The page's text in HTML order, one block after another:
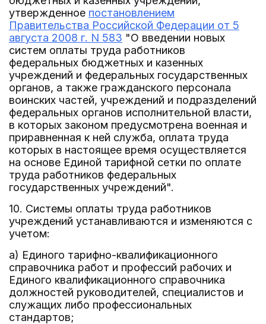
утвержденное постановлением
Правительства Российской Федерации от 5
августа 2008 г. N 583 "О введении новых
систем оплаты труда работников
федеральных бюджетных и казенных
учреждений и федеральных государственных
органов, а также гражданского персонала
воинских частей, учреждений и подразделений
федеральных органов исполнительной власти,
в которых законом предусмотрена военная и
приравненная к ней служба, оплата труда
которых в настоящее время осуществляется
на основе Единой тарифной сетки по оплате
труда работников федеральных
государственных учреждений".
10. Системы оплаты труда работников
учреждений устанавливаются и изменяются с
учетом:
а) Единого тарифно-квалификационного
справочника работ и профессий рабочих и
Единого квалификационного справочника
должностей руководителей, специалистов и
служащих либо профессиональных
стандартов;